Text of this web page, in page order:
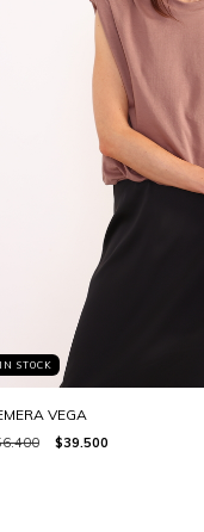
STOCK
VEGA
$39.500